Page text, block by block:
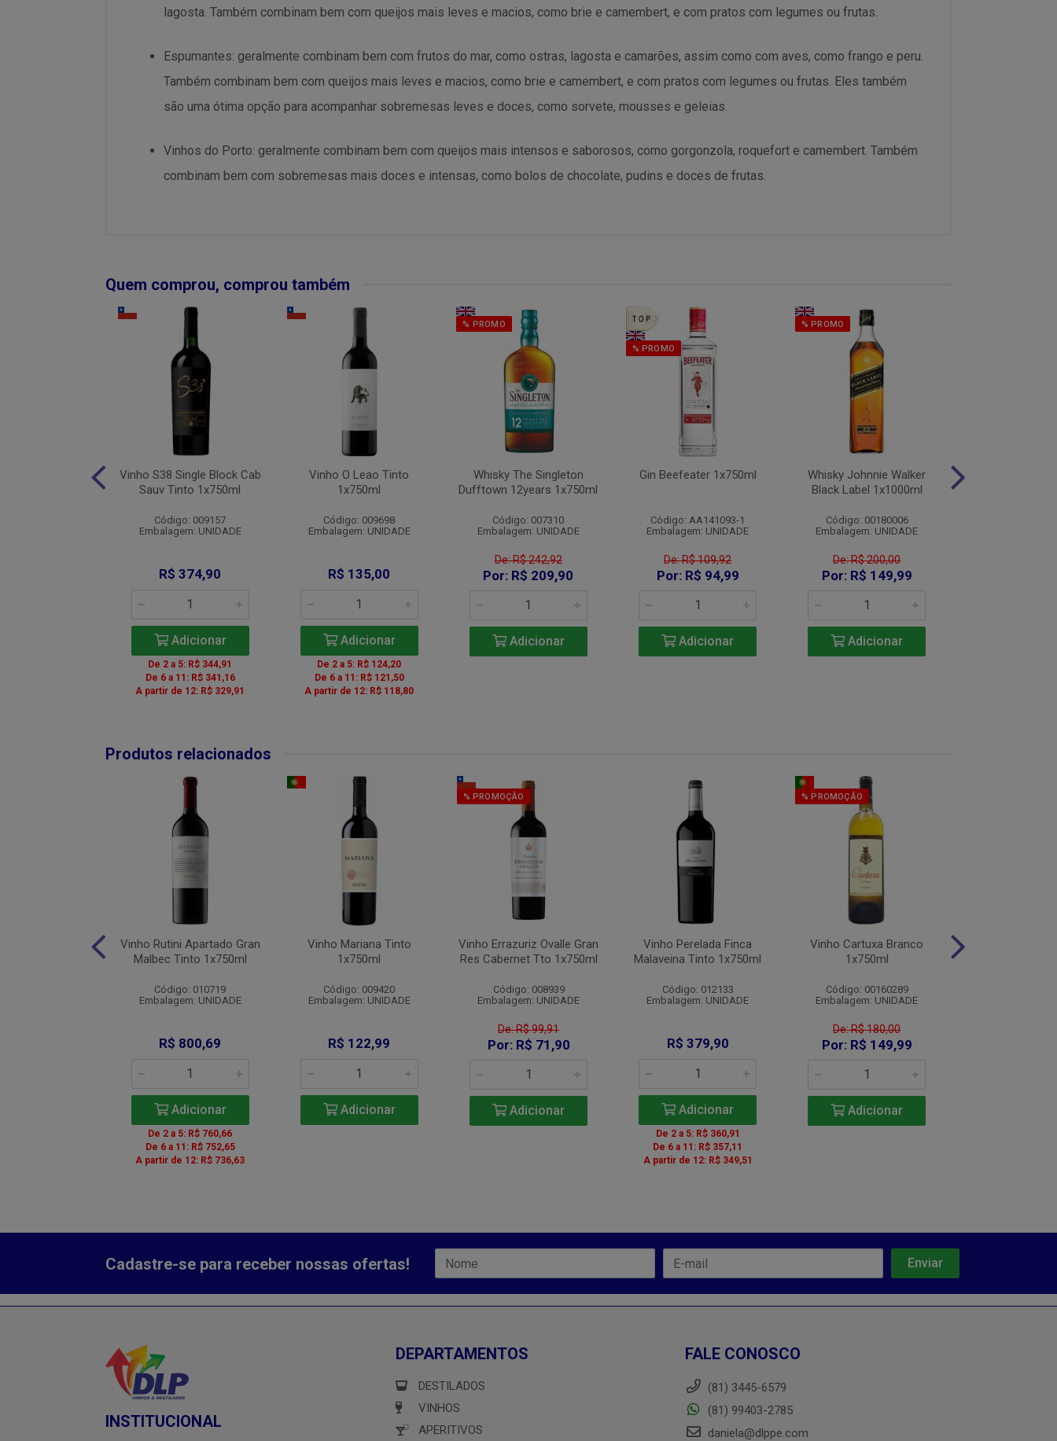
lagosta. Também combinam bem com queijos mais leves e macios, como brie e camembert, e com pratos com legumes ou frutas.
Espumantes: geralmente combinam bem com frutos do mar, como ostras, lagosta e camarões, assim como com aves, como frango e peru.
Também combinam bem com queijos mais leves e macios, como brie e camembert, e com pratos com legumes ou frutas. Eles também
são uma ótima opção para acompanhar sobremesas leves e doces, como sorvete, mousses e geleias.
Vinhos do Porto: geralmente combinam bem com queijos mais intensos e saborosos, como gorgonzola, roquefort e camembert. Também
combinam bem com sobremesas mais doces e intensas, como bolos de chocolate, pudins e doces de frutas.
Quem comprou, comprou também
Vinho S38 Single Block Cab
Sauv Tinto 1x750ml
Código: 009157
Embalagem: UNIDADE
R$ 374,90
Adicionar
De 2 a 5: R$ 344,91
De 6 a 11: R$ 341,16
A partir de 12: R$ 329,91
Vinho O Leao Tinto
1x750ml
Código: 009698
Embalagem: UNIDADE
R$ 135,00
Adicionar
De 2 a 5: R$ 124,20
De 6 a 11: R$ 121,50
A partir de 12: R$ 118,80
% PROMO
Whisky The Singleton
Dufftown 12years 1x750ml
Código: 007310
Embalagem: UNIDADE
De: R$ 242,92
Por: R$ 209,90
Adicionar
% PROMO
Gin Beefeater 1x750ml
Código: AA141093-1
Embalagem: UNIDADE
De: R$ 109,92
Por: R$ 94,99
Adicionar
% PROMO
Whisky Johnnie Walker
Black Label 1x1000ml
Código: 00180006
Embalagem: UNIDADE
De: R$ 200,00
Por: R$ 149,99
Adicionar
Produtos relacionados
Vinho Rutini Apartado Gran
Malbec Tinto 1x750ml
Código: 010719
Embalagem: UNIDADE
R$ 800,69
Adicionar
De 2 a 5: R$ 760,66
De 6 a 11: R$ 752,65
A partir de 12: R$ 736,63
Vinho Mariana Tinto
1x750ml
Código: 009420
Embalagem: UNIDADE
R$ 122,99
Adicionar
% PROMOÇÃO
Vinho Errazuriz Ovalle Gran
Res Cabernet Tto 1x750ml
Código: 008939
Embalagem: UNIDADE
De: R$ 99,91
Por: R$ 71,90
Adicionar
Vinho Perelada Finca
Malaveina Tinto 1x750ml
Código: 012133
Embalagem: UNIDADE
R$ 379,90
Adicionar
De 2 a 5: R$ 360,91
De 6 a 11: R$ 357,11
A partir de 12: R$ 349,51
% PROMOÇÃO
Vinho Cartuxa Branco
1x750ml
Código: 00160289
Embalagem: UNIDADE
De: R$ 180,00
Por: R$ 149,99
Adicionar
Cadastre-se para receber nossas ofertas!
INSTITUCIONAL
DEPARTAMENTOS
DESTILADOS
VINHOS
APERITIVOS
FALE CONOSCO
(81) 3445-6579
(81) 99403-2785
daniela@dlppe.com